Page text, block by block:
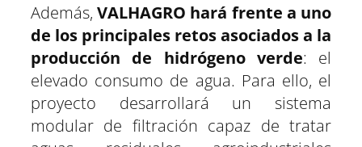
Además,VALHAGRO hará frente a uno
de los principales retos asociados a la
producción de hidrógeno verde: el
elevado consumo de agua. Para ello, el
proyecto desarrollará un sistema
modular de filtración capaz de tratar